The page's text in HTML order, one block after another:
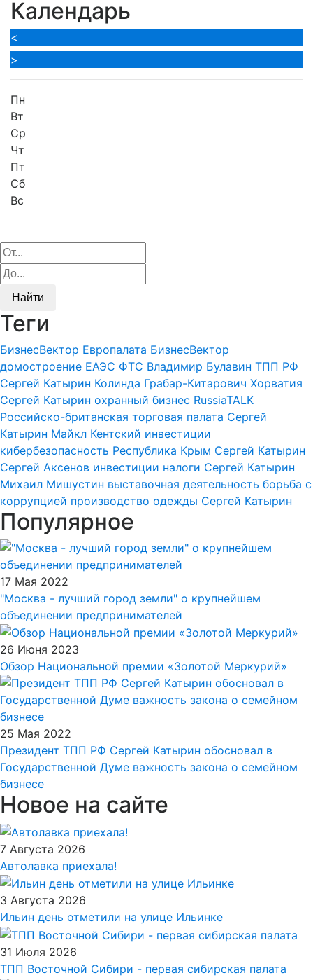
Календарь
<
>
Пн
Вт
Ср
Чт
Пт
Сб
Вс
Найти
Теги
БизнесВектор Европалата БизнесВектор
домостроение ЕАЭС ФТС Владимир Булавин ТПП РФ
Сергей Катырин Колинда Грабар-Китарович Хорватия
Сергей Катырин охранный бизнес RussiaTALK
Российско-британская торговая палата Сергей
Катырин Майкл Кентский инвестиции
кибербезопасность Республика Крым Сергей Катырин
Сергей Аксенов инвестиции налоги Сергей Катырин
Михаил Мишустин выставочная деятельность борьба с
коррупцией производство одежды Сергей Катырин
Популярное
17 Мая 2022
"Москва - лучший город земли" о крупнейшем
объединении предпринимателей
26 Июня 2023
Обзор Национальной премии «Золотой Меркурий»
25 Мая 2022
Президент ТПП РФ Сергей Катырин обосновал в
Государственной Думе важность закона о семейном
бизнесе
Новое на сайте
7 Августа 2026
Автолавка приехала!
3 Августа 2026
Ильин день отметили на улице Ильинке
31 Июля 2026
ТПП Восточной Сибири - первая сибирская палата